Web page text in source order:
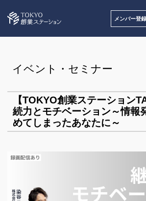
メンバー登録
イベント・セミナー
【TOKYO創業ステーション
続力とモチベーション～情報
めてしまったあなたに～